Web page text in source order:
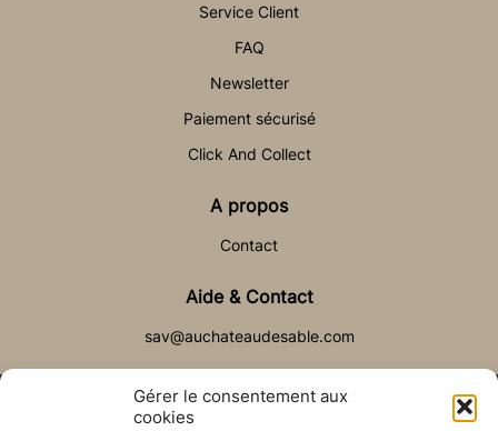
Gérer le consentement aux
cookies
Service Client
FAQ
Newsletter
Paiement sécurisé
Click And Collect
A propos
Contact
Aide & Contact
sav@auchateaudesable.com